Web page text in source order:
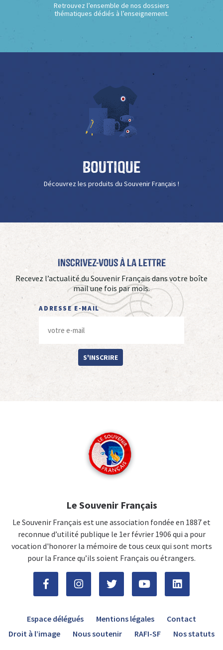
Retrouvez l’ensemble de nos dossiers
thématiques dédiés à l’enseignement.
Boutique
Découvrez les produits du Souvenir Français !
Inscrivez-vous à La Lettre
Recevez l’actualité du Souvenir Français dans votre boîte
mail une fois par mois.
ADRESSE E-MAIL
S'INSCRIRE
Le Souvenir Français
Le Souvenir Français est une association fondée en 1887 et
reconnue d’utilité publique le 1er février 1906 qui a pour
vocation d'honorer la mémoire de tous ceux qui sont morts
pour la France qu’ils soient Français ou étrangers.
Espace délégués Mentions légales
Contact
Droit à l’image
Nous soutenir RAFI-SF Nos statuts